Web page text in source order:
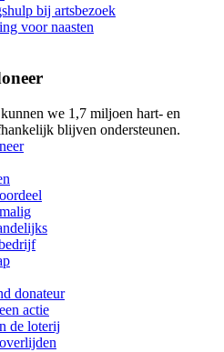
bij artsbezoek
voor naasten
we 1,7 miljoen hart- en
blijven ondersteunen.
donateur
actie
de loterij